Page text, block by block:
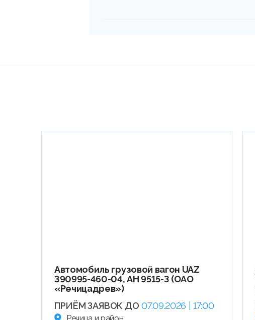
Автомобиль грузовой вагон UAZ
390995-460-04, АН 9515-3 (ОАО
«Речицадрев»)
ПРИЁМ ЗАЯВОК ДО 07.09.2026 | 17:00